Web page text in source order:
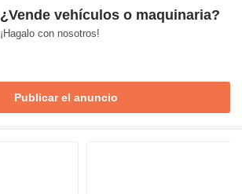
¿Vende vehículos o maquinaria?
¡Hagalo con nosotros!
Publicar el anuncio